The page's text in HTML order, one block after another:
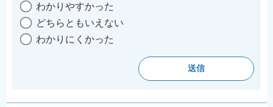
わかりやすかった
どちらともいえない
わかりにくかった